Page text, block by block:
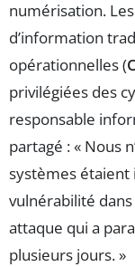
numérisation.
d’information
opérationnelles (
privilégiées des
responsable
partagé : « Nous
systèmes étaient
vulnérabilité
attaque qui a
plusieurs jours. »